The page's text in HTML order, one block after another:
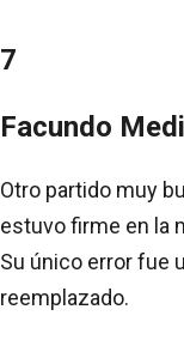
7
Facundo
Otro partido muy
estuvo firme en la
Su único error fue
reemplazado.